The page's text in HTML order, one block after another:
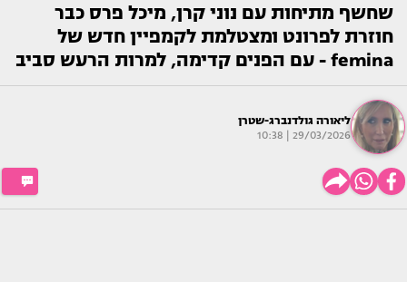
שחשף מתיחות עם נוני קרן, מיכל פרס כבר
חוזרת לפרונט ומצטלמת לקמפיין חדש של
femina - עם הפנים קדימה, למרות הרעש סביב
ליאורה גולדנברג-שטרן
29/03/2026 | 10:38